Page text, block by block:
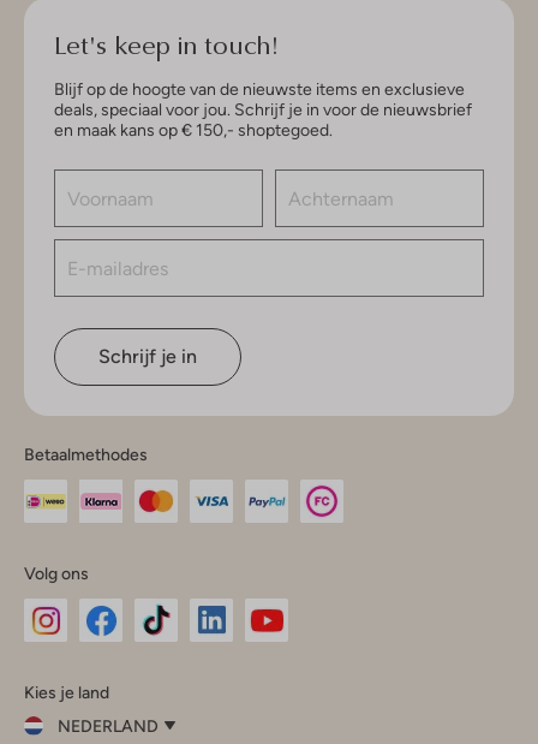
Let's keep in touch!
Blijf op de hoogte van de nieuwste items en exclusieve
deals, speciaal voor jou. Schrijf je in voor de nieuwsbrief
en maak kans op € 150,- shoptegoed.
Schrijf je in
Betaalmethodes
Volg ons
InstagramFacebook
Kies je land
NEDERLAND